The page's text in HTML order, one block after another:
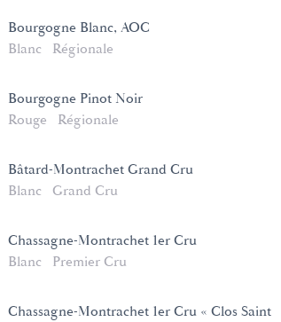
Bourgogne Blanc, AOC
Blanc
Régionale
Bourgogne Pinot Noir
Rouge
Régionale
Bâtard-Montrachet Grand Cru
Blanc
Grand Cru
Chassagne-Montrachet 1er Cru
Blanc
Premier Cru
Chassagne-Montrachet 1er Cru « Clos Saint